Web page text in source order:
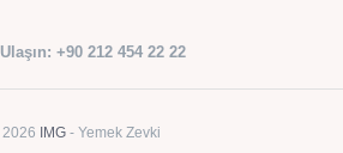
+90 212 454 22 22
IMG - Yemek Zevki